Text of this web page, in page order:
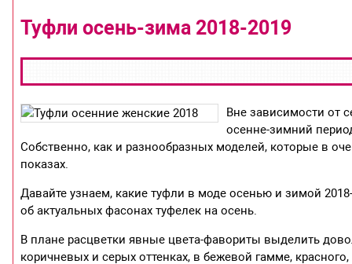
Туфли осень-зима 2018-2019
Вне зависимости от
осенне-зимний
Собственно, как и разнообразных моделей, которые в
показах.
Давайте узнаем, какие туфли в моде осенью и зимой
об актуальных фасонах туфелек на осень.
В плане расцветки явные цвета-фавориты выделить
коричневых и серых оттенках, в бежевой гамме,